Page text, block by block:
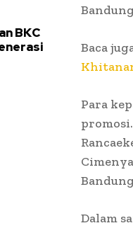
BKC
Baca
Para
Dalam